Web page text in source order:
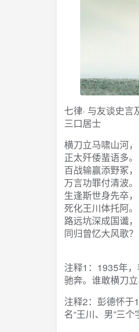
七律· 与友谈史
​三口居士
横刀立马啸山河，
正太歼倭蜚语多。​
百战输赢添野冢，
万言功罪付清波。
生逢斯世身先卒，
​死化王川体托阿。
​路远坑深成国谶，
同归曾忆大风歌？
注释1：1935年
驰奔。谁敢横刀立
注释2：彭德怀于
名“王川、男”三个